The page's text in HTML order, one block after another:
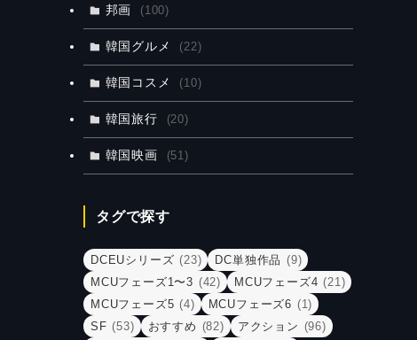
邦画 (100)
韓国グルメ (22)
韓国コスメ (10)
韓国旅行 (20)
韓国映画 (51)
タグで探す
DCEUシリーズ (23) DC単独作品 (9)
MCUフェーズ1〜3 (42) MCUフェーズ4 (21)
MCUフェーズ5 (4) MCUフェーズ6 (1)
SF (53) おすすめ (82) アクション (96)